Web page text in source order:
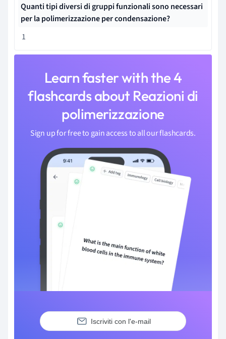
Quanti tipi diversi di gruppi funzionali sono necessari
per la polimerizzazione per condensazione?
1
Learn faster with the 4
flashcards about Reazioni di
polimerizzazione
Sign up for free to gain access to all our flashcards.
Iscriviti con l'e-mail